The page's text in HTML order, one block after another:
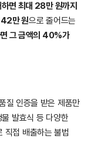
면 최대 28만 원까지
42만 원으로 줄어드는
그 금액의 40%가
질 인증을 받은 제품만
발효식 등 다양한
직접 배출하는 불법